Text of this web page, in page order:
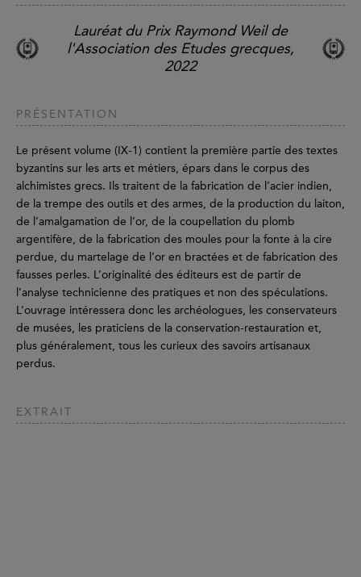
Lauréat du Prix Raymond Weil de
l'Association des Etudes grecques,
2022
PRÉSENTATION
Le présent volume (IX-1) contient la première partie des textes
byzantins sur les arts et métiers, épars dans le corpus des
alchimistes grecs. Ils traitent de la fabrication de l’acier indien,
de la trempe des outils et des armes, de la production du laiton,
de l’amalgamation de l’or, de la coupellation du plomb
argentifère, de la fabrication des moules pour la fonte à la cire
perdue, du martelage de l’or en bractées et de fabrication des
fausses perles. L’originalité des éditeurs est de partir de
l’analyse technicienne des pratiques et non des spéculations.
L’ouvrage intéressera donc les archéologues, les conservateurs
de musées, les praticiens de la conservation-restauration et,
plus généralement, tous les curieux des savoirs artisanaux
perdus.
EXTRAIT